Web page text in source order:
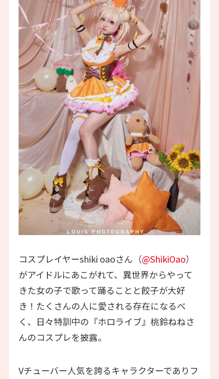
コスプレイヤーshiki oaoさん（@ShikiOao）
がアイドルにあこがれて、異世界からやって
きた女の子で歌って踊ることと餃子が大好
き！たくさんの人に愛される存在になるべ
く、日々特訓中の『ホロライブ』桃鈴ねねさ
んのコスプレを披露。
Vチューバー人気を誇るキャラクターでありフ